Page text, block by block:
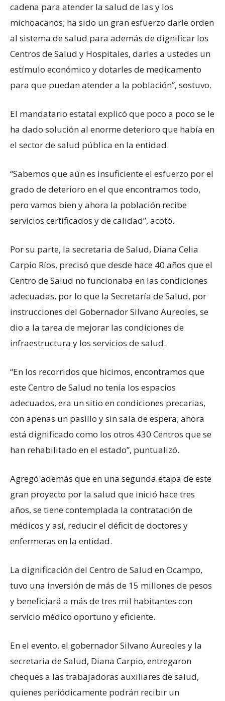
cadena para atender la salud de las y los
michoacanos; ha sido un gran esfuerzo darle orden
al sistema de salud para además de dignificar los
Centros de Salud y Hospitales, darles a ustedes un
estímulo económico y dotarles de medicamento
para que puedan atender a la población”, sostuvo.
El mandatario estatal explicó que poco a poco se le
ha dado solución al enorme deterioro que había en
el sector de salud pública en la entidad.
“Sabemos que aún es insuficiente el esfuerzo por el
grado de deterioro en el que encontramos todo,
pero vamos bien y ahora la población recibe
servicios certificados y de calidad”, acotó.
Por su parte, la secretaria de Salud, Diana Celia
Carpio Ríos, precisó que desde hace 40 años que el
Centro de Salud no funcionaba en las condiciones
adecuadas, por lo que la Secretaría de Salud, por
instrucciones del Gobernador Silvano Aureoles, se
dio a la tarea de mejorar las condiciones de
infraestructura y los servicios de salud.
“En los recorridos que hicimos, encontramos que
este Centro de Salud no tenía los espacios
adecuados, era un sitio en condiciones precarias,
con apenas un pasillo y sin sala de espera; ahora
está dignificado como los otros 430 Centros que se
han rehabilitado en el estado”, puntualizó.
Agregó además que en una segunda etapa de este
gran proyecto por la salud que inició hace tres
años, se tiene contemplada la contratación de
médicos y así, reducir el déficit de doctores y
enfermeras en la entidad.
La dignificación del Centro de Salud en Ocampo,
tuvo una inversión de más de 15 millones de pesos
y beneficiará a más de tres mil habitantes con
servicio médico oportuno y eficiente.
En el evento, el gobernador Silvano Aureoles y la
secretaria de Salud, Diana Carpio, entregaron
cheques a las trabajadoras auxiliares de salud,
quienes periódicamente podrán recibir un